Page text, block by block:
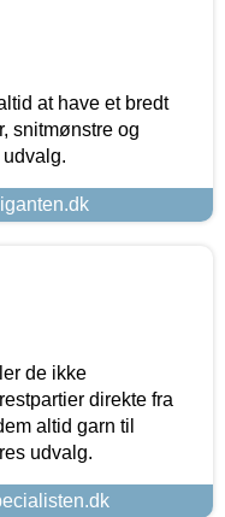
at have et bredt
snitmønstre og
de ikke
direkte fra
altid garn til
udvalg.